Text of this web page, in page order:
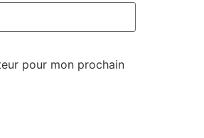
pour mon prochain